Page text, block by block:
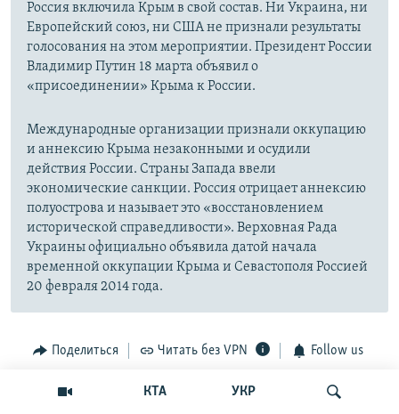
КТА УКР
Россия включила Крым в свой состав. Ни Украина, ни
Европейский союз, ни США не признали результаты
голосования на этом мероприятии. Президент России
Владимир Путин 18 марта объявил о
«присоединении» Крыма к России.
Международные организации признали оккупацию
и аннексию Крыма незаконными и осудили
действия России. Страны Запада ввели
экономические санкции. Россия отрицает аннексию
полуострова и называет это «восстановлением
исторической справедливости». Верховная Рада
Украины официально объявила датой начала
временной оккупации Крыма и Севастополя Россией
20 февраля 2014 года.
Поделиться Читать без VPN Follow us